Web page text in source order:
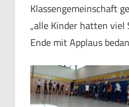
Klassengemeinschaft
„alle Kinder hatten viel
Ende mit Applaus